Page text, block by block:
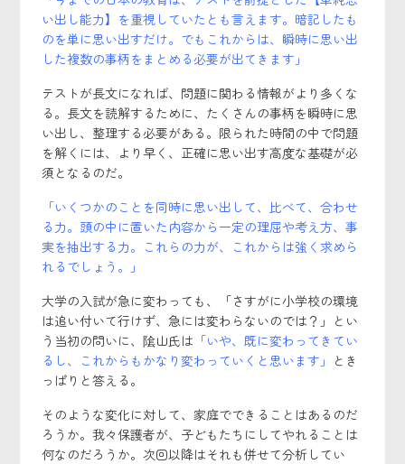
い出し能力】を重視していたとも言えます。暗記したも
のを単に思い出すだけ。でもこれからは、瞬時に思い出
した複数の事柄をまとめる必要が出てきます」
テストが長文になれば、問題に関わる情報がより多くな
る。長文を読解するために、たくさんの事柄を瞬時に思
い出し、整理する必要がある。限られた時間の中で問題
を解くには、より早く、正確に思い出す高度な基礎が必
須となるのだ。
「いくつかのことを同時に思い出して、比べて、合わせ
る力。頭の中に置いた内容から一定の理屈や考え方、事
実を抽出する力。これらの力が、これからは強く求めら
れるでしょう。」
大学の入試が急に変わっても、「さすがに小学校の環境
は追い付いて行けず、急には変わらないのでは？」とい
う当初の問いに、隂山氏は 「いや、既に変わってきてい
るし、これからもかなり変わっていくと思います」 とき
っぱりと答える。
そのような変化に対して、家庭でできることはあるのだ
ろうか。我々保護者が、子どもたちにしてやれることは
何なのだろうか。次回以降はそれも併せて分析してい